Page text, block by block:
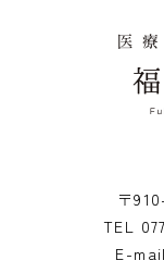
〒
TEL
E-mail